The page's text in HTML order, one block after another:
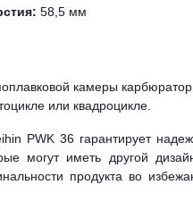
58,5 мм
камеры
или квадроцикле.
PWK 36 гарантирует
могут иметь другой
продукта во